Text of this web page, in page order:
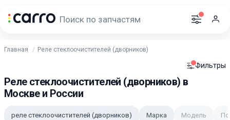
Главная Реле стеклоочистителей (дворников)
Фильтры
Реле стеклоочистителей (дворников) в
Москве и России
реле стеклоочистителей (дворников) Марка Модель